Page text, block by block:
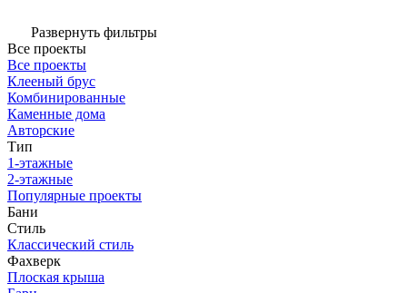
Развернуть фильтры
Все проекты
Все проекты
Клееный брус
Комбинированные
Каменные дома
Авторские
Тип
1-этажные
2-этажные
Популярные проекты
Бани
Стиль
Классический стиль
Фахверк
Плоская крыша